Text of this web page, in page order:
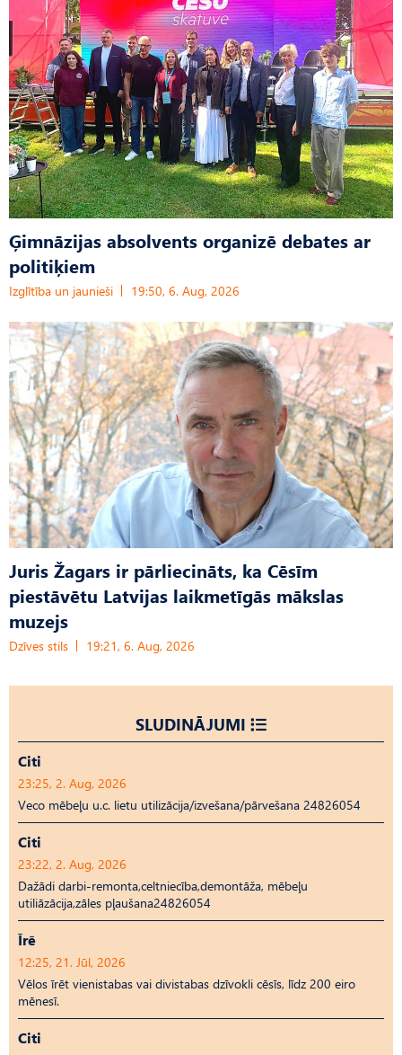
Ģimnāzijas absolvents organizē debates ar
politiķiem
Izglītība un jaunieši 19:50, 6. Aug, 2026
Juris Žagars ir pārliecināts, ka Cēsīm
piestāvētu Latvijas laikmetīgās mākslas
muzejs
Dzīves stils 19:21, 6. Aug, 2026
SLUDINĀJUMI
Citi
23:25, 2. Aug, 2026
Veco mēbeļu u.c. lietu utilizācija/izvešana/pārvešana 24826054
Citi
23:22, 2. Aug, 2026
Dažādi darbi-remonta,celtniecība,demontāža, mēbeļu
utiliāzācija,zāles pļaušana24826054
Īrē
12:25, 21. Jūl, 2026
Vēlos īrēt vienistabas vai divistabas dzīvokli cēsīs, līdz 200 eiro
mēnesī.
Citi